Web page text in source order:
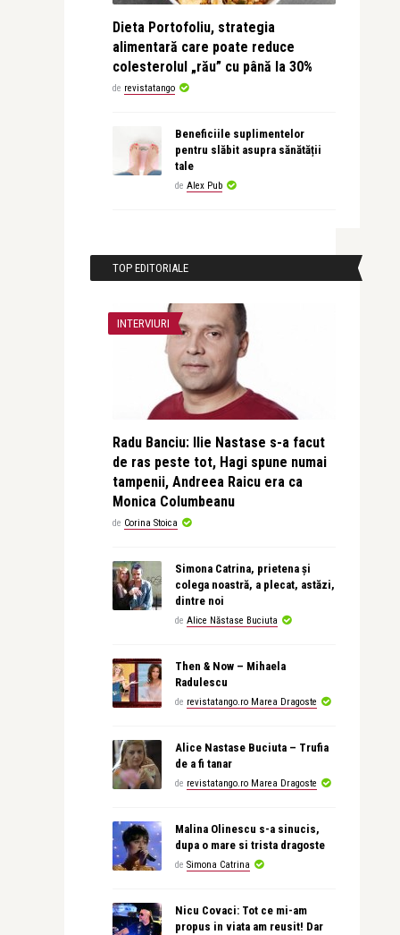
Dieta Portofoliu, strategia
alimentară care poate reduce
colesterolul „rău” cu până la 30%
de revistatango
Beneficiile suplimentelor
pentru slăbit asupra sănătății
tale
de Alex Pub
TOP EDITORIALE
INTERVIURI
Radu Banciu: Ilie Nastase s-a facut
de ras peste tot, Hagi spune numai
tampenii, Andreea Raicu era ca
Monica Columbeanu
de Corina Stoica
Simona Catrina, prietena și
colega noastră, a plecat, astăzi,
dintre noi
de Alice Năstase Buciuta
Then & Now – Mihaela
Radulescu
de revistatango.ro Marea Dragoste
Alice Nastase Buciuta – Trufia
de a fi tanar
de revistatango.ro Marea Dragoste
Malina Olinescu s-a sinucis,
dupa o mare si trista dragoste
de Simona Catrina
Nicu Covaci: Tot ce mi-am
propus in viata am reusit! Dar